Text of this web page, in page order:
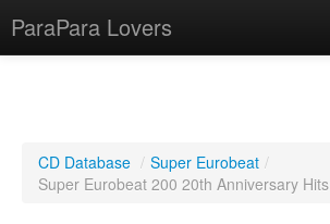
ParaPara Lovers
ParaPara Video Database
CD Database / Super Eurobeat /
Super Eurobeat 200 20th Anniversary Hits